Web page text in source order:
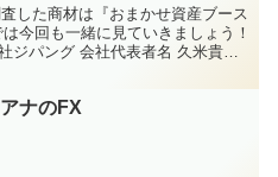
した商材は『おまかせ資産ブース
今回も一緒に見ていきましょう！
ジパング 会社代表者名 久米貴博
ナのFX